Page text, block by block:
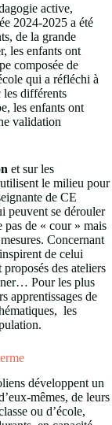
active,
2024-2025 a été
de la grande
les enfants ont
composée de
qui a réfléchi à
les différents
les enfants ont
validation
et sur les
le milieu pour
de CE
peuvent se dérouler
pas de « cour » mais
Concernant
de celui
des ateliers
Pour les plus
apprentissages de
les
développent un
mêmes, de leurs
ou d’école,